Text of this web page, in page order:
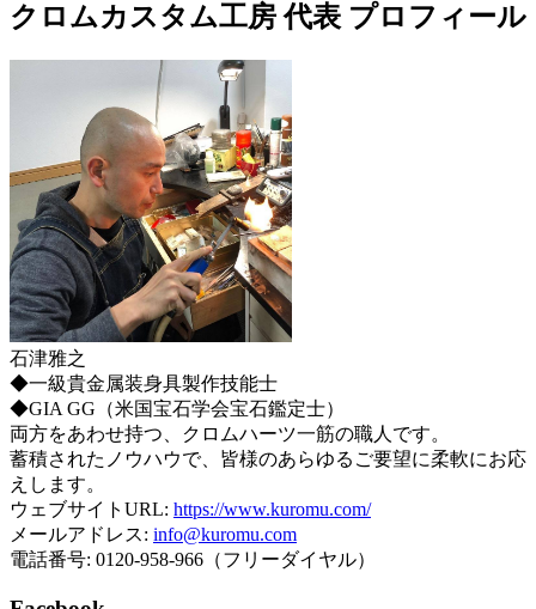
クロムカスタム工房 代表 プロフィール
石津雅之
◆一級貴金属装身具製作技能士
◆GIA GG（米国宝石学会宝石鑑定士）
両方をあわせ持つ、クロムハーツ一筋の職人です。
蓄積されたノウハウで、皆様のあらゆるご要望に柔軟にお応
えします。
ウェブサイトURL: https://www.kuromu.com/
メールアドレス: info@kuromu.com
電話番号: 0120-958-966（フリーダイヤル）